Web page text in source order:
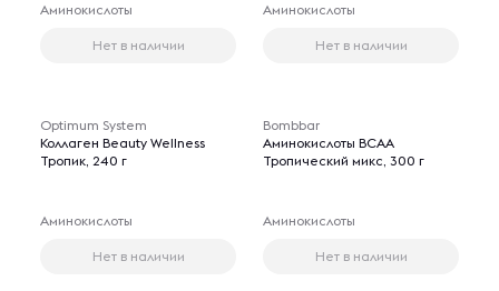
Аминокислоты
Нет в наличии
Аминокислоты
Нет в наличии
Optimum System
Коллаген Beauty Wellness
Тропик, 240 г
Аминокислоты
Нет в наличии
Bombbar
Аминокислоты BCAA
Тропический микс, 300 г
Аминокислоты
Нет в наличии